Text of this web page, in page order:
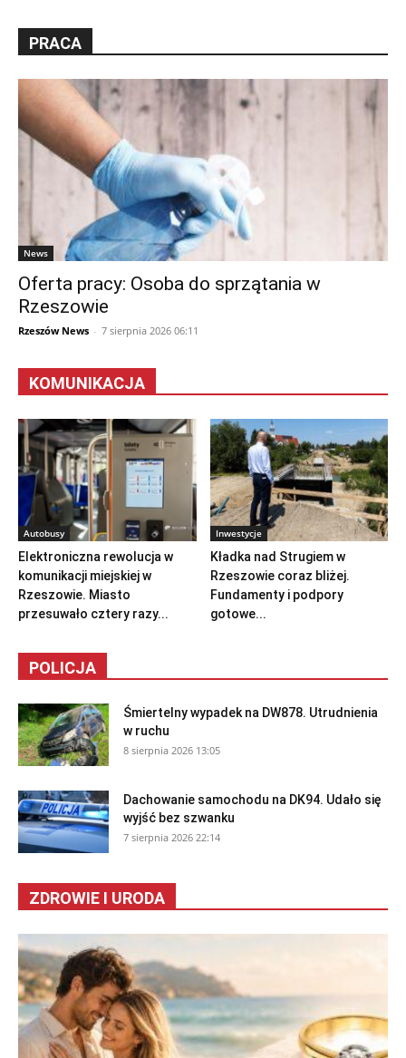
PRACA
News
Oferta pracy: Osoba do sprzątania w
Rzeszowie
Rzeszów News - 7 sierpnia 2026 06:11
KOMUNIKACJA
Autobusy
Elektroniczna rewolucja w
komunikacji miejskiej w
Rzeszowie. Miasto
przesuwało cztery razy...
Inwestycje
Kładka nad Strugiem w
Rzeszowie coraz bliżej.
Fundamenty i podpory
gotowe...
POLICJA
Śmiertelny wypadek na DW878. Utrudnienia
w ruchu
8 sierpnia 2026 13:05
Dachowanie samochodu na DK94. Udało się
wyjść bez szwanku
7 sierpnia 2026 22:14
ZDROWIE I URODA